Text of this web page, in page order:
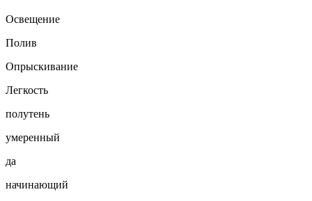
Освещение
Полив
Опрыскивание
Легкость
полутень
умеренный
да
начинающий